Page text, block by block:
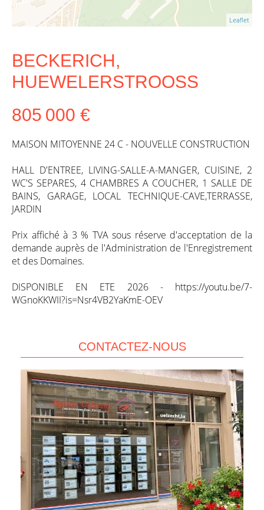
Leaflet
BECKERICH,
HUEWELERSTROOSS
805 000 €
MAISON MITOYENNE 24 C - NOUVELLE CONSTRUCTION
HALL D'ENTREE, LIVING-SALLE-A-MANGER, CUISINE, 2
WC'S SEPARES, 4 CHAMBRES A COUCHER, 1 SALLE DE
BAINS, GARAGE, LOCAL TECHNIQUE-CAVE,TERRASSE,
JARDIN
Prix affiché à 3 % TVA sous réserve d'acceptation de la
demande auprès de l'Administration de l'Enregistrement
et des Domaines.
DISPONIBLE EN ETE 2026 - https://youtu.be/7-
WGnoKKWII?is=Nsr4VB2YaKmE-OEV
CONTACTEZ-NOUS